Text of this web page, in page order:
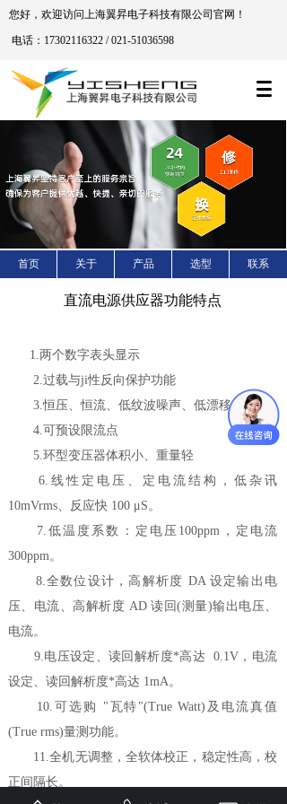
电话：17302116322 / 021-51036598
您好，欢迎访问上海翼昇电子科技有限公司官网！
关于 产品
首页 选型 联系
直流电源供应器功能特点
1.两个数字表头显示
2.过载与ji性反向保护功能
3.恒压、恒流、低纹波噪声、低漂移
4.可预设限流点
5.环型变压器体积小、重量轻
6.线性定电压、定电流结构，低杂讯
10mVrms、反应快 100 μS。
7.低温度系数：定电压100ppm，定电流
300ppm。
8.全数位设计，高解析度 DA 设定输出电
压、电流、高解析度 AD 读回(测量)输出电压、
电流。
9.电压设定、读回解析度*高达 0.1V，电流
设定、读回解析度*高达 1mA。
10.可选购 "瓦特"(True Watt)及电流真值
(True rms)量测功能。
11.全机无调整，全软体校正，稳定性高，校
正间隔长。